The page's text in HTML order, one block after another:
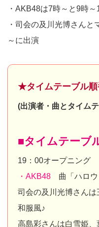
・AKB48は7時～と9時
・司会の及川光博さん
～に出演
★タイムテーブル順
(出演者・曲とタイム
■タイムテーブ
19：00オープニング
・AKB48 曲「ハロウ
司会の及川光博さん
和服風♪
高島彩さんは白雪姫